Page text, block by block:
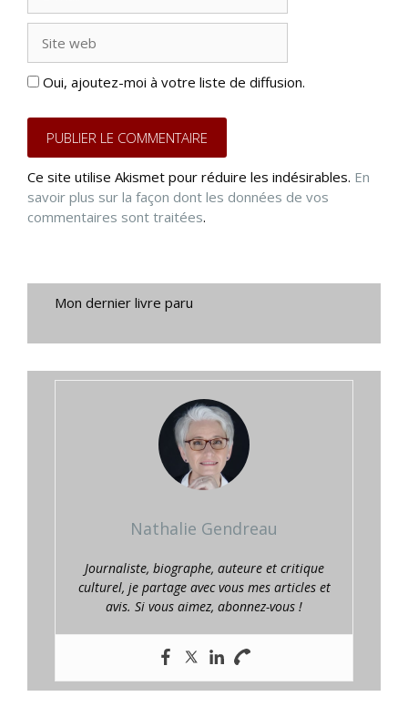
web
Oui, ajoutez-moi à votre liste de diffusion.
Ce site utilise Akismet pour réduire les indésirables. En
savoir plus sur la façon dont les données de vos
commentaires sont traitées.
Mon dernier livre paru
Nathalie Gendreau
Journaliste, biographe, auteure et critique
culturel, je partage avec vous mes articles et
avis. Si vous aimez, abonnez-vous !